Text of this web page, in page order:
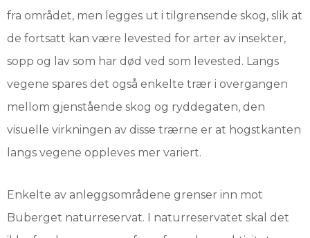
fra området, men legges ut i tilgrensende skog, slik at
de fortsatt kan være levested for arter av insekter,
sopp og lav som har død ved som levested. Langs
vegene spares det også enkelte trær i overgangen
mellom gjenstående skog og ryddegaten, den
visuelle virkningen av disse trærne er at hogstkanten
langs vegene oppleves mer variert.
Enkelte av anleggsområdene grenser inn mot
Buberget naturreservat. I naturreservatet skal det